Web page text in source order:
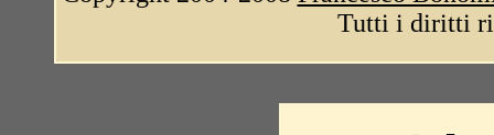
Tutti i diritti